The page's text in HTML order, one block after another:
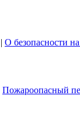
| О безопасности
Пожароопасный